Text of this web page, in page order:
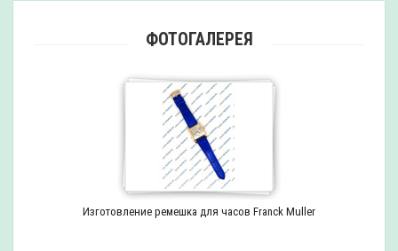
ФОТОГАЛЕРЕЯ
Изготовление ремешка для часов Franck Muller